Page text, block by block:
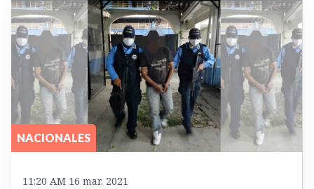
NACIONALES
11:20 AM 16 mar. 2021